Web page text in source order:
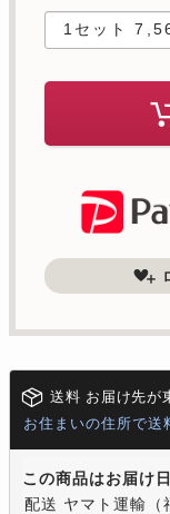
送料 お届け先が
お住まいの住所で送
この商品はお届け
配送 ヤマト運輸（